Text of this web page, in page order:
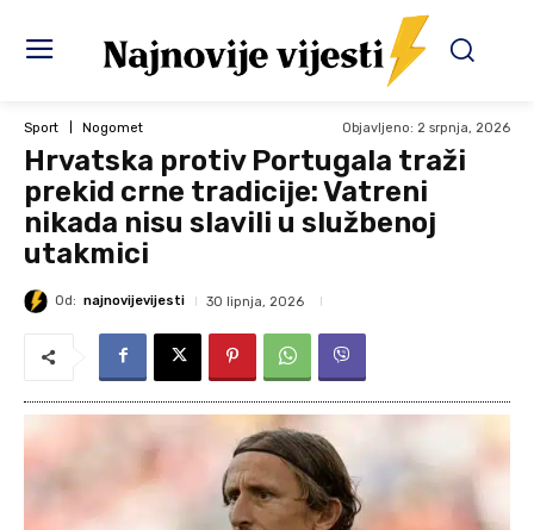
Sport Nogomet Objavljeno: 2 srpnja, 2026
Hrvatska protiv Portugala traži
prekid crne tradicije: Vatreni
nikada nisu slavili u službenoj
utakmici
Od: najnovijevijesti 30 lipnja, 2026